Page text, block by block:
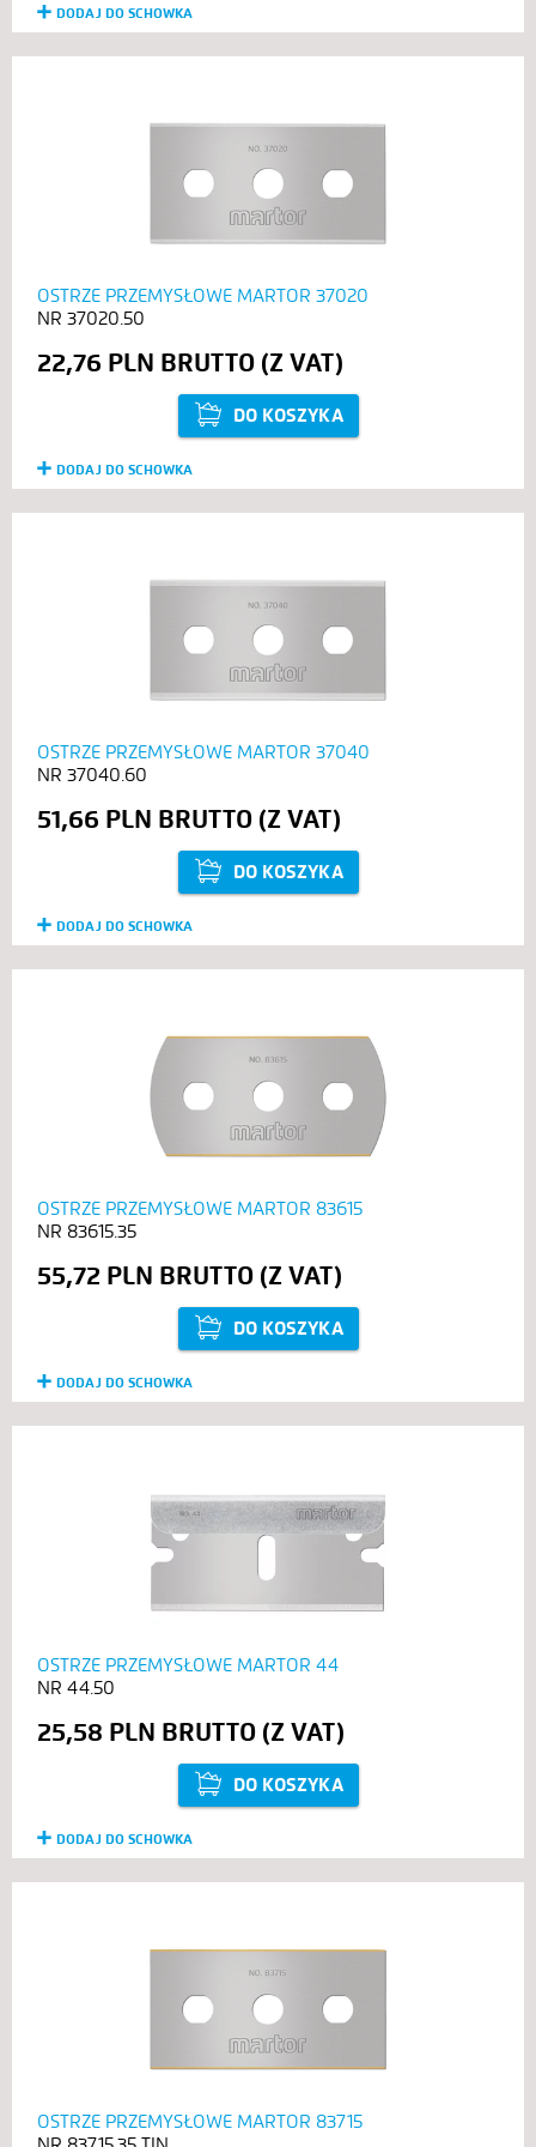
DODAJ DO SCHOWKA
OSTRZE PRZEMYSŁOWE MARTOR 37020
37020.50
22,76 PLN
DO KOSZYKA
DODAJ DO SCHOWKA
OSTRZE PRZEMYSŁOWE MARTOR 37040
37040.60
51,66 PLN
DO KOSZYKA
DODAJ DO SCHOWKA
OSTRZE PRZEMYSŁOWE MARTOR 83615
83615.35
55,72 PLN
DO KOSZYKA
DODAJ DO SCHOWKA
OSTRZE PRZEMYSŁOWE MARTOR 44
44.50
25,58 PLN
DO KOSZYKA
DODAJ DO SCHOWKA
OSTRZE PRZEMYSŁOWE MARTOR 83715